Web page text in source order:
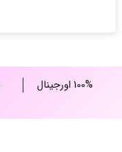
100% اورجینال